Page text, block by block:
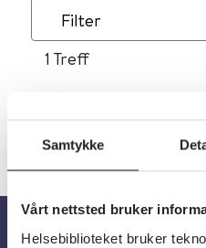
Samtykke
Vårt nettsted bruker
Helsebiblioteket bruker
Filter
1 Treff